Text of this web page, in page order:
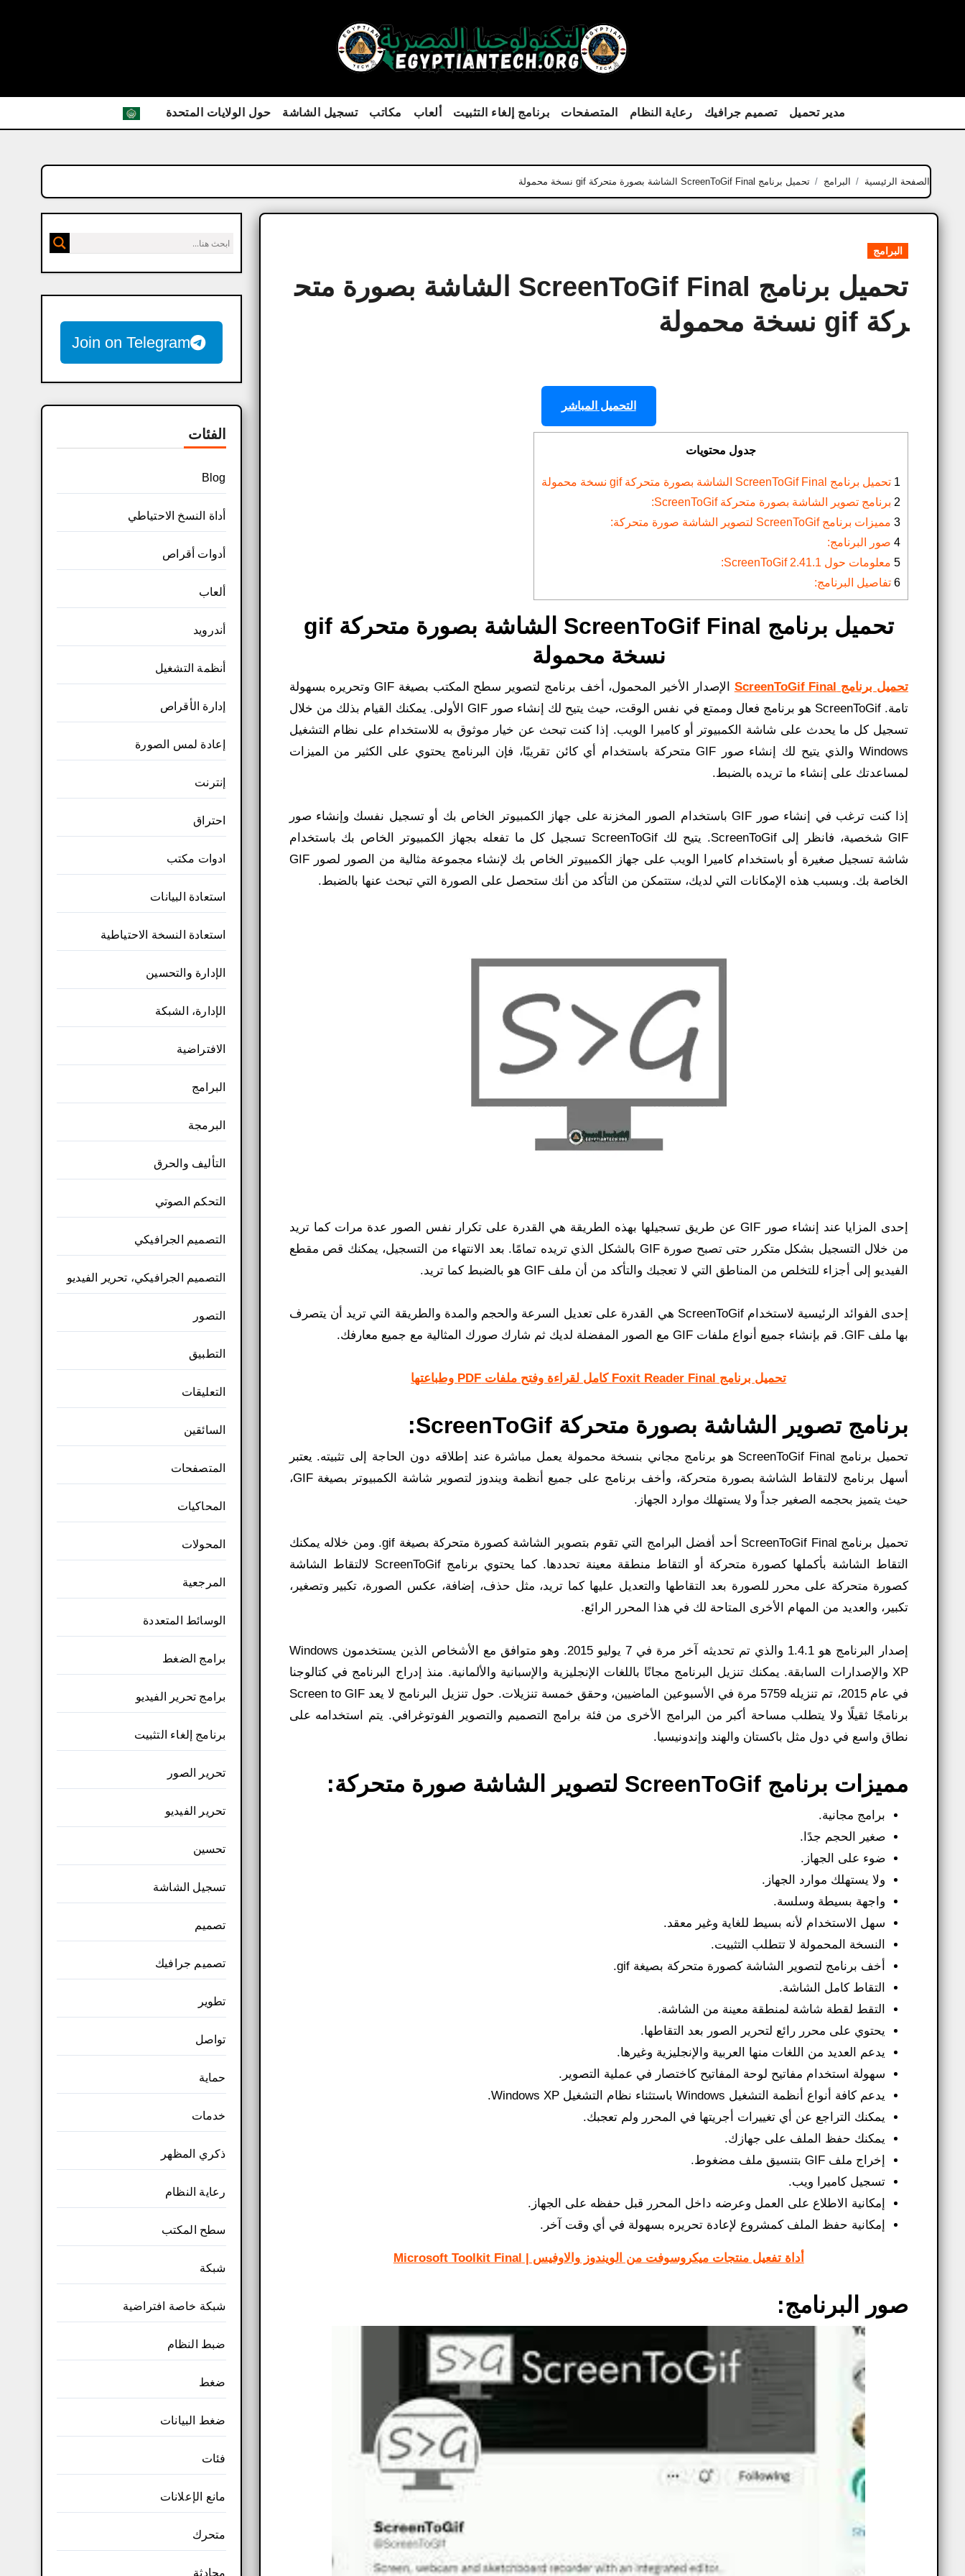
مدير تحميل تصميم جرافيك رعاية النظام المتصفحات برنامج إلغاء التثبيت ألعاب مكاتب تسجيل الشاشة حول الولايات المتحدة
الصفحة الرئيسية البرامج تحميل برنامج ScreenToGif Final الشاشة بصورة متحركة gif نسخة محمولة
البرامج
تحميل برنامج ScreenToGif Final الشاشة بصورة متح
ركة gif نسخة محمولة
التحميل المباشر
جدول محتويات
1 تحميل برنامج ScreenToGif Final الشاشة بصورة متحركة gif نسخة محمولة
2 برنامج تصوير الشاشة بصورة متحركة ScreenToGif:
3 مميزات برنامج ScreenToGif لتصوير الشاشة صورة متحركة:
4 صور البرنامج:
5 معلومات حول ScreenToGif 2.41.1:
6 تفاصيل البرنامج:
تحميل برنامج ScreenToGif Final الشاشة بصورة متحركة gif
نسخة محمولة
تحميل برنامج ScreenToGif Final
الإصدار الأخير المحمول، أخف برنامج لتصوير سطح المكتب بصيغة GIF وتحريره بسهولة
تامة. ScreenToGif هو برنامج فعال وممتع في نفس الوقت، حيث يتيح لك إنشاء صور GIF الأولى. يمكنك القيام بذلك من خلال
تسجيل كل ما يحدث على شاشة الكمبيوتر أو كاميرا الويب. إذا كنت تبحث عن خيار موثوق به للاستخدام على نظام التشغيل
Windows والذي يتيح لك إنشاء صور GIF متحركة باستخدام أي كائن تقريبًا، فإن البرنامج يحتوي على الكثير من الميزات
لمساعدتك على إنشاء ما تريده بالضبط.
إذا كنت ترغب في إنشاء صور GIF باستخدام الصور المخزنة على جهاز الكمبيوتر الخاص بك أو تسجيل نفسك وإنشاء صور
GIF شخصية، فانظر إلى ScreenToGif. يتيح لك ScreenToGif تسجيل كل ما تفعله بجهاز الكمبيوتر الخاص بك باستخدام
شاشة تسجيل صغيرة أو باستخدام كاميرا الويب على جهاز الكمبيوتر الخاص بك لإنشاء مجموعة مثالية من الصور لصور GIF
الخاصة بك. وبسبب هذه الإمكانات التي لديك، ستتمكن من التأكد من أنك ستحصل على الصورة التي تبحث عنها بالضبط.
إحدى المزايا عند إنشاء صور GIF عن طريق تسجيلها بهذه الطريقة هي القدرة على تكرار نفس الصور عدة مرات كما تريد
من خلال التسجيل بشكل متكرر حتى تصبح صورة GIF بالشكل الذي تريده تمامًا. بعد الانتهاء من التسجيل، يمكنك قص مقطع
الفيديو إلى أجزاء للتخلص من المناطق التي لا تعجبك والتأكد من أن ملف GIF هو بالضبط كما تريد.
إحدى الفوائد الرئيسية لاستخدام ScreenToGif هي القدرة على تعديل السرعة والحجم والمدة والطريقة التي تريد أن يتصرف
بها ملف GIF. قم بإنشاء جميع أنواع ملفات GIF مع الصور المفضلة لديك ثم شارك صورك المثالية مع جميع معارفك.
تحميل برنامج Foxit Reader Final كامل لقراءة وفتح ملفات PDF وطباعتها
برنامج تصوير الشاشة بصورة متحركة ScreenToGif:
تحميل برنامج ScreenToGif Final هو برنامج مجاني بنسخة محمولة يعمل مباشرة عند إطلاقه دون الحاجة إلى تثبيته. يعتبر
أسهل برنامج لالتقاط الشاشة بصورة متحركة، وأخف برنامج على جميع أنظمة ويندوز لتصوير شاشة الكمبيوتر بصيغة GIF،
حيث يتميز بحجمه الصغير جداً ولا يستهلك موارد الجهاز.
تحميل برنامج ScreenToGif Final أحد أفضل البرامج التي تقوم بتصوير الشاشة كصورة متحركة بصيغة gif. ومن خلاله يمكنك
التقاط الشاشة بأكملها كصورة متحركة أو التقاط منطقة معينة تحددها. كما يحتوي برنامج ScreenToGif لالتقاط الشاشة
كصورة متحركة على محرر للصورة بعد التقاطها والتعديل عليها كما تريد، مثل حذف، إضافة، عكس الصورة، تكبير وتصغير،
تكبير، والعديد من المهام الأخرى المتاحة لك في هذا المحرر الرائع.
إصدار البرنامج هو 1.4.1 والذي تم تحديثه آخر مرة في 7 يوليو 2015. وهو متوافق مع الأشخاص الذين يستخدمون Windows
XP والإصدارات السابقة. يمكنك تنزيل البرنامج مجانًا باللغات الإنجليزية والإسبانية والألمانية. منذ إدراج البرنامج في كتالوجنا
في عام 2015، تم تنزيله 5759 مرة في الأسبوعين الماضيين، وحقق خمسة تنزيلات. حول تنزيل البرنامج لا يعد Screen to GIF
برنامجًا ثقيلًا ولا يتطلب مساحة أكبر من البرامج الأخرى من فئة برامج التصميم والتصوير الفوتوغرافي. يتم استخدامه على
نطاق واسع في دول مثل باكستان والهند وإندونيسيا.
مميزات برنامج ScreenToGif لتصوير الشاشة صورة متحركة:
برامج مجانية.
صغير الحجم جدًا.
ضوء على الجهاز.
ولا يستهلك موارد الجهاز.
واجهة بسيطة وسلسة.
سهل الاستخدام لأنه بسيط للغاية وغير معقد.
النسخة المحمولة لا تتطلب التثبيت.
أخف برنامج لتصوير الشاشة كصورة متحركة بصيغة gif.
التقاط كامل الشاشة.
التقط لقطة شاشة لمنطقة معينة من الشاشة.
يحتوي على محرر رائع لتحرير الصور بعد التقاطها.
يدعم العديد من اللغات منها العربية والإنجليزية وغيرها.
سهولة استخدام مفاتيح لوحة المفاتيح كاختصار في عملية التصوير.
يدعم كافة أنواع أنظمة التشغيل Windows باستثناء نظام التشغيل Windows XP.
يمكنك التراجع عن أي تغييرات أجريتها في المحرر ولم تعجبك.
يمكنك حفظ الملف على جهازك.
إخراج ملف GIF بتنسيق ملف مضغوط.
تسجيل كاميرا ويب.
إمكانية الاطلاع على العمل وعرضه داخل المحرر قبل حفظه على الجهاز.
إمكانية حفظ الملف كمشروع لإعادة تحريره بسهولة في أي وقت آخر.
أداة تفعيل منتجات ميكروسوفت من الويندوز والاوفيس | Microsoft Toolkit Final
صور البرنامج:
Join on Telegram
الفئات
Blog
أداة النسخ الاحتياطي
أدوات أقراص
ألعاب
أندرويد
أنظمة التشغيل
إدارة الأقراص
إعادة لمس الصورة
إنترنت
احتراق
ادوات مكتب
استعادة البيانات
استعادة النسخة الاحتياطية
الإدارة والتحسين
الإدارة، الشبكة
الافتراضية
البرامج
البرمجة
التأليف والحرق
التحكم الصوتي
التصميم الجرافيكي
التصميم الجرافيكي، تحرير الفيديو
التصور
التطبيق
التعليقات
السائقين
المتصفحات
المحاكيات
المحولات
المرجعية
الوسائط المتعددة
برامج الضغط
برامج تحرير الفيديو
برنامج إلغاء التثبيت
تحرير الصور
تحرير الفيديو
تحسين
تسجيل الشاشة
تصميم
تصميم جرافيك
تطوير
تواصل
حماية
خدمات
ذكري المظهر
رعاية النظام
سطح المكتب
شبكة
شبكة خاصة افتراضية
ضبط النظام
ضغط
ضغط البيانات
فئات
مانع الإعلانات
متحرك
محادثة